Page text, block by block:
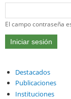
El campo contraseña
Destacados
Publicaciones
Instituciones